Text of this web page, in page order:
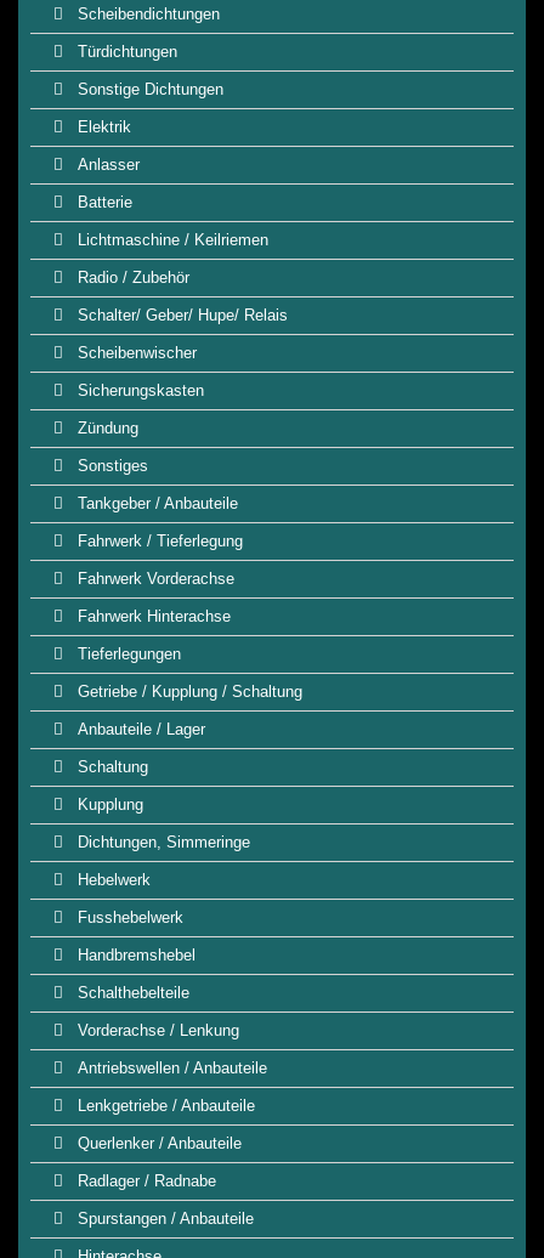
Scheibendichtungen
Türdichtungen
Sonstige Dichtungen
Elektrik
Anlasser
Batterie
Lichtmaschine / Keilriemen
Radio / Zubehör
Schalter/ Geber/ Hupe/ Relais
Scheibenwischer
Sicherungskasten
Zündung
Sonstiges
Tankgeber / Anbauteile
Fahrwerk / Tieferlegung
Fahrwerk Vorderachse
Fahrwerk Hinterachse
Tieferlegungen
Getriebe / Kupplung / Schaltung
Anbauteile / Lager
Schaltung
Kupplung
Dichtungen, Simmeringe
Hebelwerk
Fusshebelwerk
Handbremshebel
Schalthebelteile
Vorderachse / Lenkung
Antriebswellen / Anbauteile
Lenkgetriebe / Anbauteile
Querlenker / Anbauteile
Radlager / Radnabe
Spurstangen / Anbauteile